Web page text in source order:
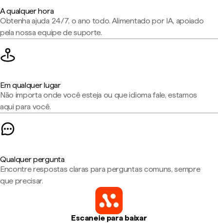
A qualquer hora
Obtenha ajuda 24/7, o ano todo. Alimentado por IA, apoiado
pela nossa equipe de suporte.
Em qualquer lugar
Não importa onde você esteja ou que idioma fale, estamos
aqui para você.
Qualquer pergunta
Encontre respostas claras para perguntas comuns, sempre
que precisar.
Escaneie para baixar